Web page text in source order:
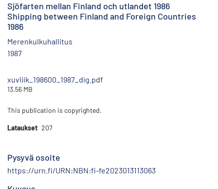
Sjöfarten mellan Finland och utlandet 1986
Shipping between Finland and Foreign Countries
1986
Merenkulkuhallitus
1987
xuvliik_198600_1987_dig.pdf
13.56 MB
This publication is copyrighted.
Lataukset 207
Pysyvä osoite
https://urn.fi/URN:NBN:fi-fe2023013113063